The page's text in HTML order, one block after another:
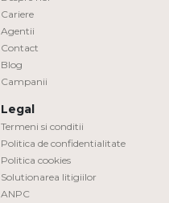
Cariere
Agentii
Contact
Blog
Campanii
Legal
Termeni si conditii
Politica de confidentialitate
Politica cookies
Solutionarea litigiilor
ANPC